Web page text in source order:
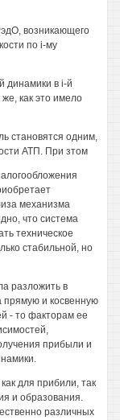
возникающего
по i-му
динамики в i-й
как это имело
становятся одним,
АТП. При зтом
механизма
что система
техническое
стабильной, но
разложить в
прямую и косвенную
- то факторам ее
прибыли и
для прибили, так
и образования.
различных